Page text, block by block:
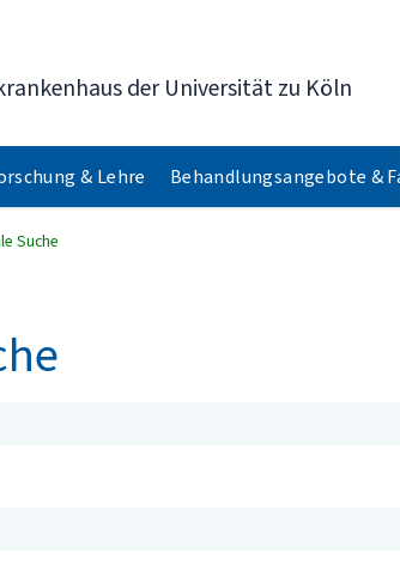
der Universität zu Köln
& Lehre Behandlungsangebote &
Suche